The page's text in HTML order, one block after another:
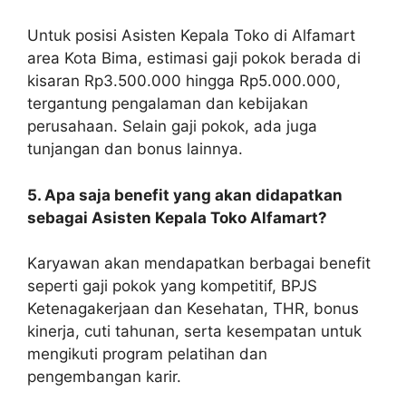
Untuk posisi Asisten Kepala Toko di Alfamart
area Kota Bima, estimasi gaji pokok berada di
kisaran Rp3.500.000 hingga Rp5.000.000,
tergantung pengalaman dan kebijakan
perusahaan. Selain gaji pokok, ada juga
tunjangan dan bonus lainnya.
5. Apa saja benefit yang akan didapatkan
sebagai Asisten Kepala Toko Alfamart?
Karyawan akan mendapatkan berbagai benefit
seperti gaji pokok yang kompetitif, BPJS
Ketenagakerjaan dan Kesehatan, THR, bonus
kinerja, cuti tahunan, serta kesempatan untuk
mengikuti program pelatihan dan
pengembangan karir.